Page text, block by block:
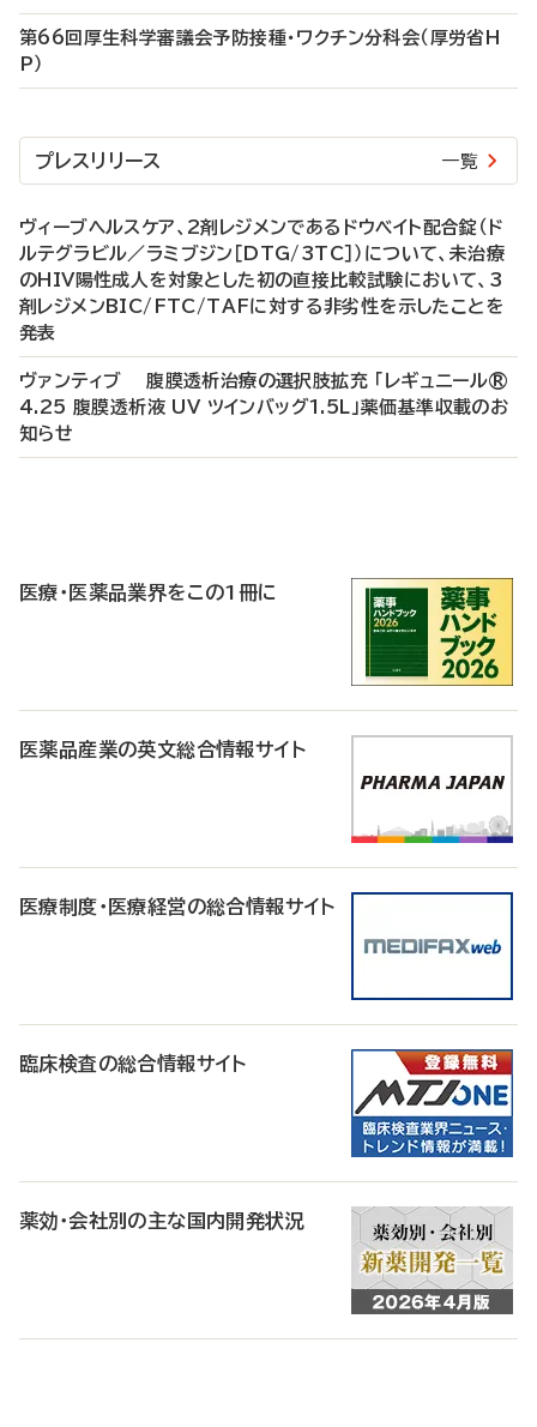
第66回厚生科学審議会予防接種・ワクチン分科会（厚労省H
P）
プレスリリース 一覧
ヴィーブヘルスケア、2剤レジメンであるドウベイト配合錠（ド
ルテグラビル／ラミブジン［DTG/3TC］）について、未治療
のHIV陽性成人を対象とした初の直接比較試験において、3
剤レジメンBIC/FTC/TAFに対する非劣性を示したことを
発表
ヴァンティブ 腹膜透析治療の選択肢拡充 「レギュニール®
4.25 腹膜透析液 UV ツインバッグ1.5L」薬価基準収載のお
知らせ
医療・医薬品業界をこの1冊に
医薬品産業の英文総合情報サイト
医療制度・医療経営の総合情報サイト
臨床検査の総合情報サイト
薬効・会社別の主な国内開発状況